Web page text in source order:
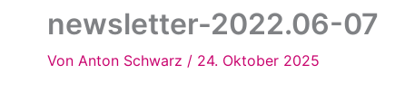
newsletter-2022.06-07
Von Anton Schwarz / 24. Oktober 2025